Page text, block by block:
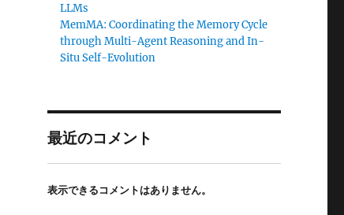
LLMs
MemMA: Coordinating the Memory Cycle
through Multi-Agent Reasoning and In-
Situ Self-Evolution
最近のコメント
表示できるコメントはありません。